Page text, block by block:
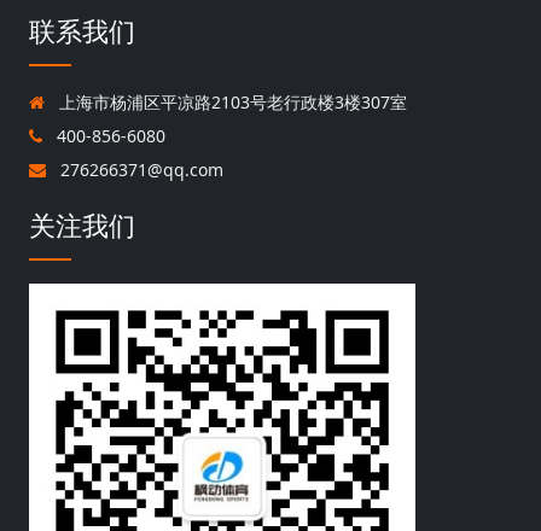
联系我们
上海市杨浦区平凉路2103号老行政楼3楼307室
400-856-6080
276266371@qq.com
关注我们